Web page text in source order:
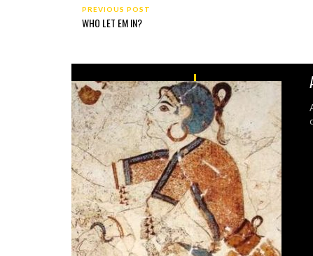
PREVIOUS POST
WHO LET EM IN?